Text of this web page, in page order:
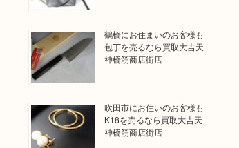
鶴橋にお住まいのお客様も
包丁を売るなら買取大吉天
神橋筋商店街店
吹田市にお住いのお客様も
K18を売るなら買取大吉天
神橋筋商店街店